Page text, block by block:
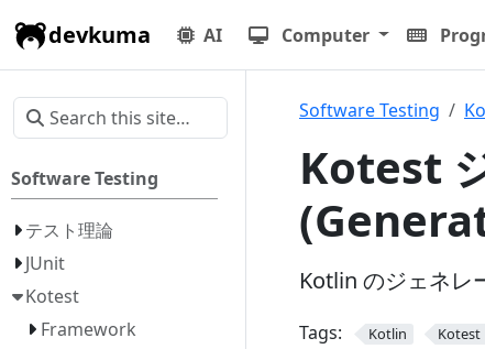
devkuma AI Computer
Software Testing
テスト理論
JUnit
Kotest
Framework
Software Testing
Kotest
Kotlin のジェネレ
Tags: Kotlin Kotest